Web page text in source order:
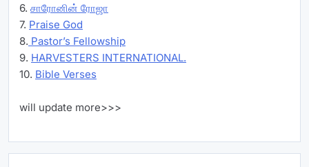
6. சாரோனின் ரோஜா
7. Praise God
8. Pastor’s Fellowship
9. HARVESTERS INTERNATIONAL.
10. Bible Verses
will update more>>>